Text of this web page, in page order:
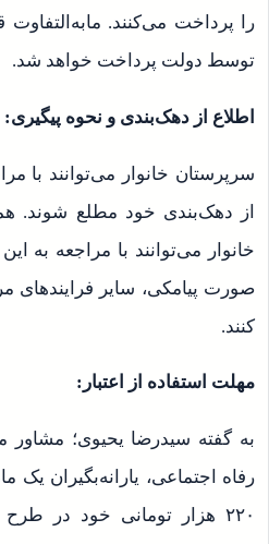
توسط دولت پرداخت خواهد شد.
اطلاع از دهک‌بندی و نحوه پیگیری:
سرپرستان خانوار می‌توانند با
از دهک‌بندی خود مطلع شوند.
خانوار می‌توانند با مراجعه به
صورت پیامکی، سایر فرایندهای
کنند.
مهلت استفاده از اعتبار:
به گفته سیدرضا یحیوی؛ مشاور
رفاه اجتماعی، یارانه‌بگیران یک
۲۲۰ هزار تومانی خود در